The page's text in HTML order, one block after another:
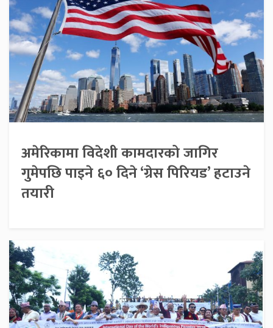
अमेरिकामा विदेशी कामदारको जागिर
गुमेपछि पाइने ६० दिने ‘ग्रेस पिरियड’ हटाउने
तयारी